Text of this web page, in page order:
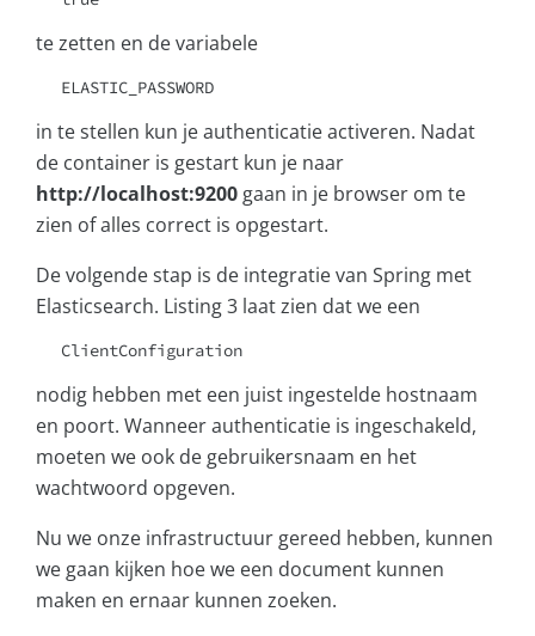
te zetten en de variabele
ELASTIC_PASSWORD
in te stellen kun je authenticatie activeren. Nadat
de container is gestart kun je naar
http://localhost:9200 gaan in je browser om te
zien of alles correct is opgestart.
De volgende stap is de integratie van Spring met
Elasticsearch. Listing 3 laat zien dat we een
ClientConfiguration
nodig hebben met een juist ingestelde hostnaam
en poort. Wanneer authenticatie is ingeschakeld,
moeten we ook de gebruikersnaam en het
wachtwoord opgeven.
Nu we onze infrastructuur gereed hebben, kunnen
we gaan kijken hoe we een document kunnen
maken en ernaar kunnen zoeken.